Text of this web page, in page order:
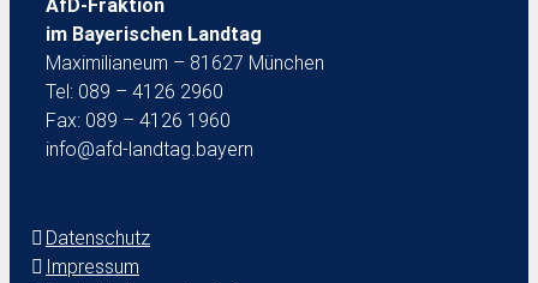
AfD-Fraktion
im Bayerischen Landtag
Maximilianeum – 81627 München
Tel: 089 – 4126 2960
Fax: 089 – 4126 1960
info@afd-landtag.bayern
Datenschutz
Impressum